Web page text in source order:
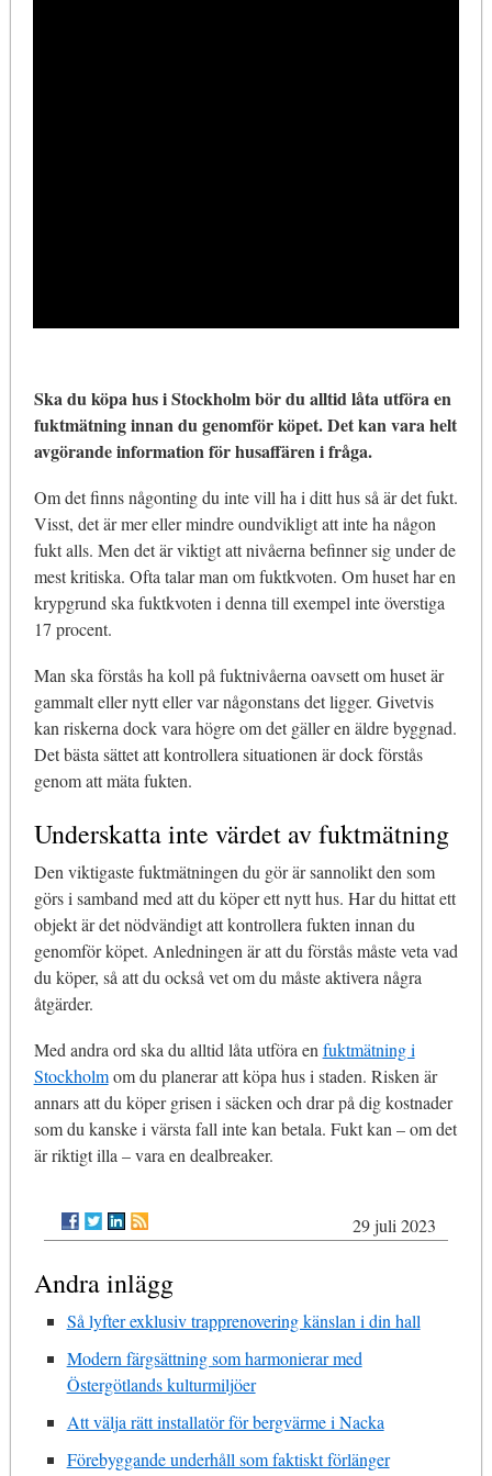
Ska du köpa hus i Stockholm bör du alltid låta utföra en
fuktmätning innan du genomför köpet. Det kan vara helt
avgörande information för husaffären i fråga.
Om det finns någonting du inte vill ha i ditt hus så är det fukt.
Visst, det är mer eller mindre oundvikligt att inte ha någon
fukt alls. Men det är viktigt att nivåerna befinner sig under de
mest kritiska. Ofta talar man om fuktkvoten. Om huset har en
krypgrund ska fuktkvoten i denna till exempel inte överstiga
17 procent.
Man ska förstås ha koll på fuktnivåerna oavsett om huset är
gammalt eller nytt eller var någonstans det ligger. Givetvis
kan riskerna dock vara högre om det gäller en äldre byggnad.
Det bästa sättet att kontrollera situationen är dock förstås
genom att mäta fukten.
Underskatta inte värdet av fuktmätning
Den viktigaste fuktmätningen du gör är sannolikt den som
görs i samband med att du köper ett nytt hus. Har du hittat ett
objekt är det nödvändigt att kontrollera fukten innan du
genomför köpet. Anledningen är att du förstås måste veta vad
du köper, så att du också vet om du måste aktivera några
åtgärder.
Med andra ord ska du alltid låta utföra en fuktmätning i
Stockholmom du planerar att köpa hus i staden. Risken är
annars att du köper grisen i säcken och drar på dig kostnader
som du kanske i värsta fall inte kan betala. Fukt kan – om det
är riktigt illa – vara en dealbreaker.
29 juli 2023
Andra inlägg
Så lyfter exklusiv trapprenovering känslan i din hall
Modern färgsättning som harmonierar med
Östergötlands kulturmiljöer
Att välja rätt installatör för bergvärme i Nacka
Förebyggande underhåll som faktiskt förlänger